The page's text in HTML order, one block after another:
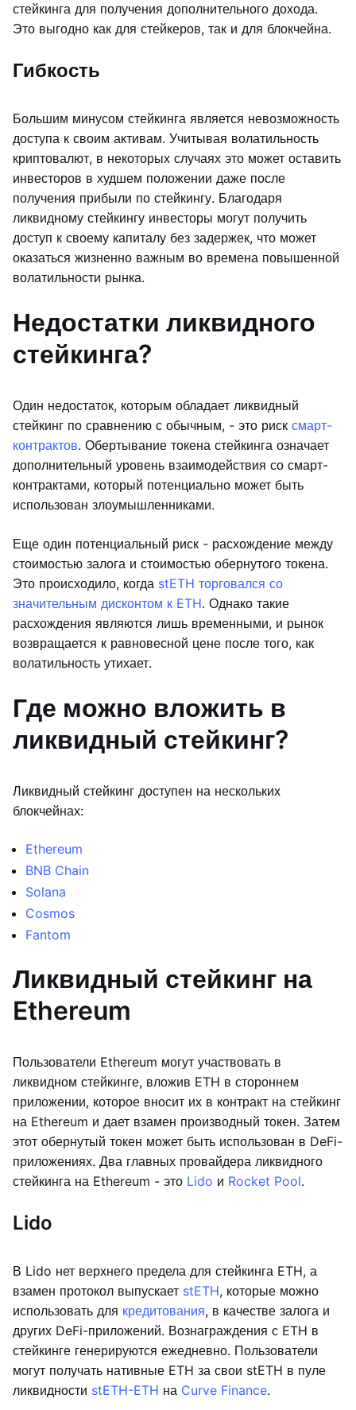
стейкинга для получения дополнительного дохода.
Это выгодно как для стейкеров, так и для блокчейна.
Гибкость
Большим минусом стейкинга является невозможность
доступа к своим активам. Учитывая волатильность
криптовалют, в некоторых случаях это может оставить
инвесторов в худшем положении даже после
получения прибыли по стейкингу. Благодаря
ликвидному стейкингу инвесторы могут получить
доступ к своему капиталу без задержек, что может
оказаться жизненно важным во времена повышенной
волатильности рынка.
Недостатки ликвидного
стейкинга?
Один недостаток, которым обладает ликвидный
стейкинг по сравнению с обычным, - это риск смарт-
контрактов. Обертывание токена стейкинга означает
дополнительный уровень взаимодействия со смарт-
контрактами, который потенциально может быть
использован злоумышленниками.
Еще один потенциальный риск - расхождение между
стоимостью залога и стоимостью обернутого токена.
Это происходило, когда stETH торговался со
значительным дисконтом к ETH. Однако такие
расхождения являются лишь временными, и рынок
возвращается к равновесной цене после того, как
волатильность утихает.
Где можно вложить в
ликвидный стейкинг?
Ликвидный стейкинг доступен на нескольких
блокчейнах:
Ethereum
BNB Chain
Solana
Cosmos
Fantom
Ликвидный стейкинг на
Ethereum
Пользователи Ethereum могут участвовать в
ликвидном стейкинге, вложив ETH в стороннем
приложении, которое вносит их в контракт на стейкинг
на Ethereum и дает взамен производный токен. Затем
этот обернутый токен может быть использован в DeFi-
приложениях. Два главных провайдера ликвидного
стейкинга на Ethereum - это Lido и Rocket Pool.
Lido
В Lido нет верхнего предела для стейкинга ETH, а
взамен протокол выпускает stETH, которые можно
использовать для кредитования, в качестве залога и
других DeFi-приложений. Вознаграждения с ETH в
стейкинге генерируются ежедневно. Пользователи
могут получать нативные ETH за свои stETH в пуле
ликвидности stETH-ETH на Curve Finance.